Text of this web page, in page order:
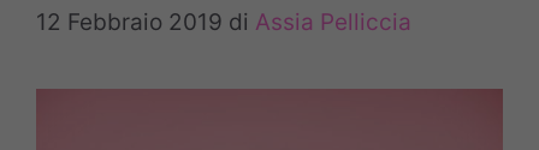
12 Febbraio 2019 di Assia Pelliccia